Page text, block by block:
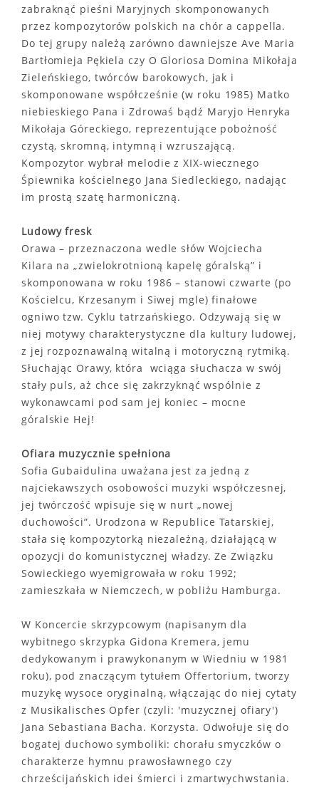
zabraknąć pieśni Maryjnych skomponowanych
przez kompozytorów polskich na chór a cappella.
Do tej grupy należą zarówno dawniejsze Ave Maria
Bartłomieja Pękiela czy O Gloriosa Domina Mikołaja
Zieleńskiego, twórców barokowych, jak i
skomponowane współcześnie (w roku 1985) Matko
niebieskiego Pana i Zdrowaś bądź Maryjo Henryka
Mikołaja Góreckiego, reprezentujące pobożność
czystą, skromną, intymną i wzruszającą.
Kompozytor wybrał melodie z XIX-wiecznego
Śpiewnika kościelnego Jana Siedleckiego, nadając
im prostą szatę harmoniczną.
Ludowy fresk
Orawa – przeznaczona wedle słów Wojciecha
Kilara na „zwielokrotnioną kapelę góralską” i
skomponowana w roku 1986 – stanowi czwarte (po
Kościelcu, Krzesanym i Siwej mgle) finałowe
ogniwo tzw. Cyklu tatrzańskiego. Odzywają się w
niej motywy charakterystyczne dla kultury ludowej,
z jej rozpoznawalną witalną i motoryczną rytmiką.
Słuchając Orawy, która wciąga słuchacza w swój
stały puls, aż chce się zakrzyknąć wspólnie z
wykonawcami pod sam jej koniec – mocne
góralskie Hej!
Ofiara muzycznie spełniona
Sofia Gubaidulina uważana jest za jedną z
najciekawszych osobowości muzyki współczesnej,
jej twórczość wpisuje się w nurt „nowej
duchowości”. Urodzona w Republice Tatarskiej,
stała się kompozytorką niezależną, działającą w
opozycji do komunistycznej władzy. Ze Związku
Sowieckiego wyemigrowała w roku 1992;
zamieszkała w Niemczech, w pobliżu Hamburga.
W Koncercie skrzypcowym (napisanym dla
wybitnego skrzypka Gidona Kremera, jemu
dedykowanym i prawykonanym w Wiedniu w 1981
roku), pod znaczącym tytułem Offertorium, tworzy
muzykę wysoce oryginalną, włączając do niej cytaty
z Musikalisches Opfer (czyli: 'muzycznej ofiary')
Jana Sebastiana Bacha. Korzysta. Odwołuje się do
bogatej duchowo symboliki: chorału smyczków o
charakterze hymnu prawosławnego czy
chrześcijańskich idei śmierci i zmartwychwstania.